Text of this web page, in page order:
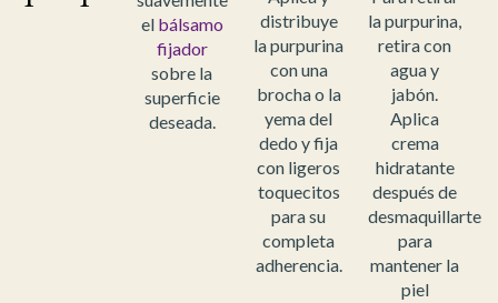
el bálsamo
fijador
sobre la
superficie
deseada.
distribuye
la purpurina
con una
brocha o la
yema del
dedo y fija
con ligeros
toquecitos
para su
completa
adherencia.
la purpurina,
retira con
agua y
jabón.
Aplica
crema
hidratante
después de
desmaquillarte
para
mantener la
piel